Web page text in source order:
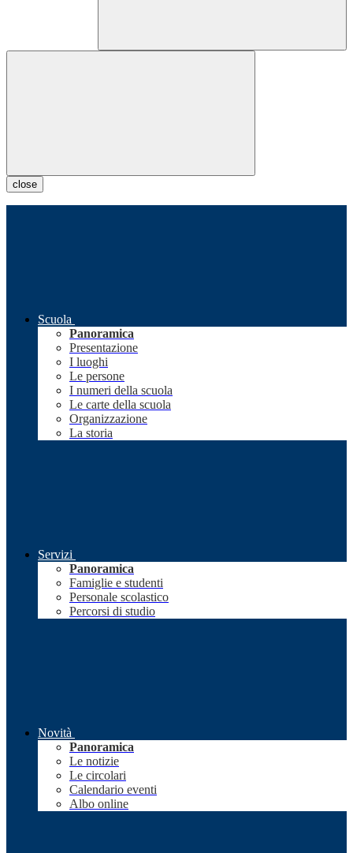
close
Scuola
Panoramica
Presentazione
I luoghi
Le persone
I numeri della scuola
Le carte della scuola
Organizzazione
La storia
Servizi
Panoramica
Famiglie e studenti
Personale scolastico
Percorsi di studio
Novità
Panoramica
Le notizie
Le circolari
Calendario eventi
Albo online